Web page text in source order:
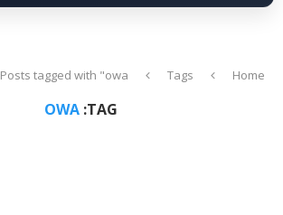
Home
Tags
Posts tagged with "owa"
TAG:
OWA